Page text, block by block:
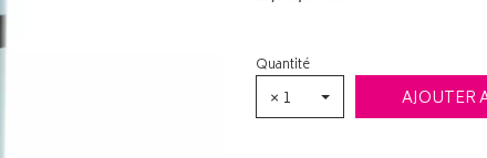
Quantité
× 1 AJOUTER